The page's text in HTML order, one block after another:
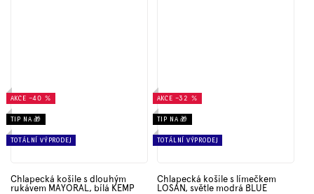
AKCE –40 %
TIP NA 🎁
TOTÁLNÍ VÝPRODEJ
Chlapecká košile s dlouhým
rukávem MAYORAL, bílá KEMP
AKCE –32 %
TIP NA 🎁
TOTÁLNÍ VÝPRODEJ
Chlapecká košile s límečkem
LOSAN, světle modrá BLUE